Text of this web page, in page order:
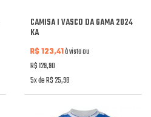
CAMISA I VASCO DA GAMA 2024
KA
R$ 123,41à vista ou
R$ 129,90
5x de R$ 25,98